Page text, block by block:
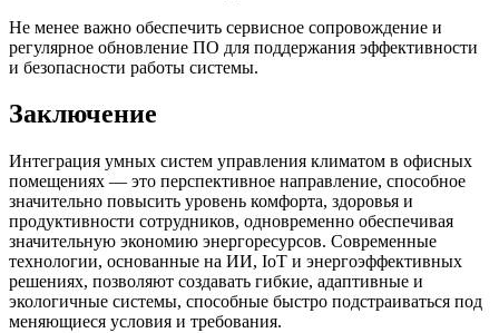
Не менее важно обеспечить сервисное сопровождение и
регулярное обновление ПО для поддержания эффективности
и безопасности работы системы.
Заключение
Интеграция умных систем управления климатом в офисных
помещениях — это перспективное направление, способное
значительно повысить уровень комфорта, здоровья и
продуктивности сотрудников, одновременно обеспечивая
значительную экономию энергоресурсов. Современные
технологии, основанные на ИИ, IoT и энергоэффективных
решениях, позволяют создавать гибкие, адаптивные и
экологичные системы, способные быстро подстраиваться под
меняющиеся условия и требования.